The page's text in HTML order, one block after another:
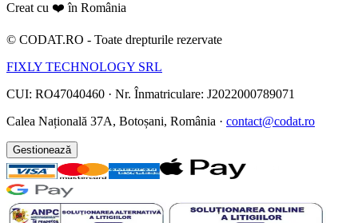
Creat cu ❤️ în România
© CODAT.RO - Toate drepturile rezervate
FIXLY TECHNOLOGY SRL
CUI: RO47040460 · Nr. Înmatriculare: J2022000789071
Calea Națională 37A, Botoșani, România · contact@codat.ro
Gestionează